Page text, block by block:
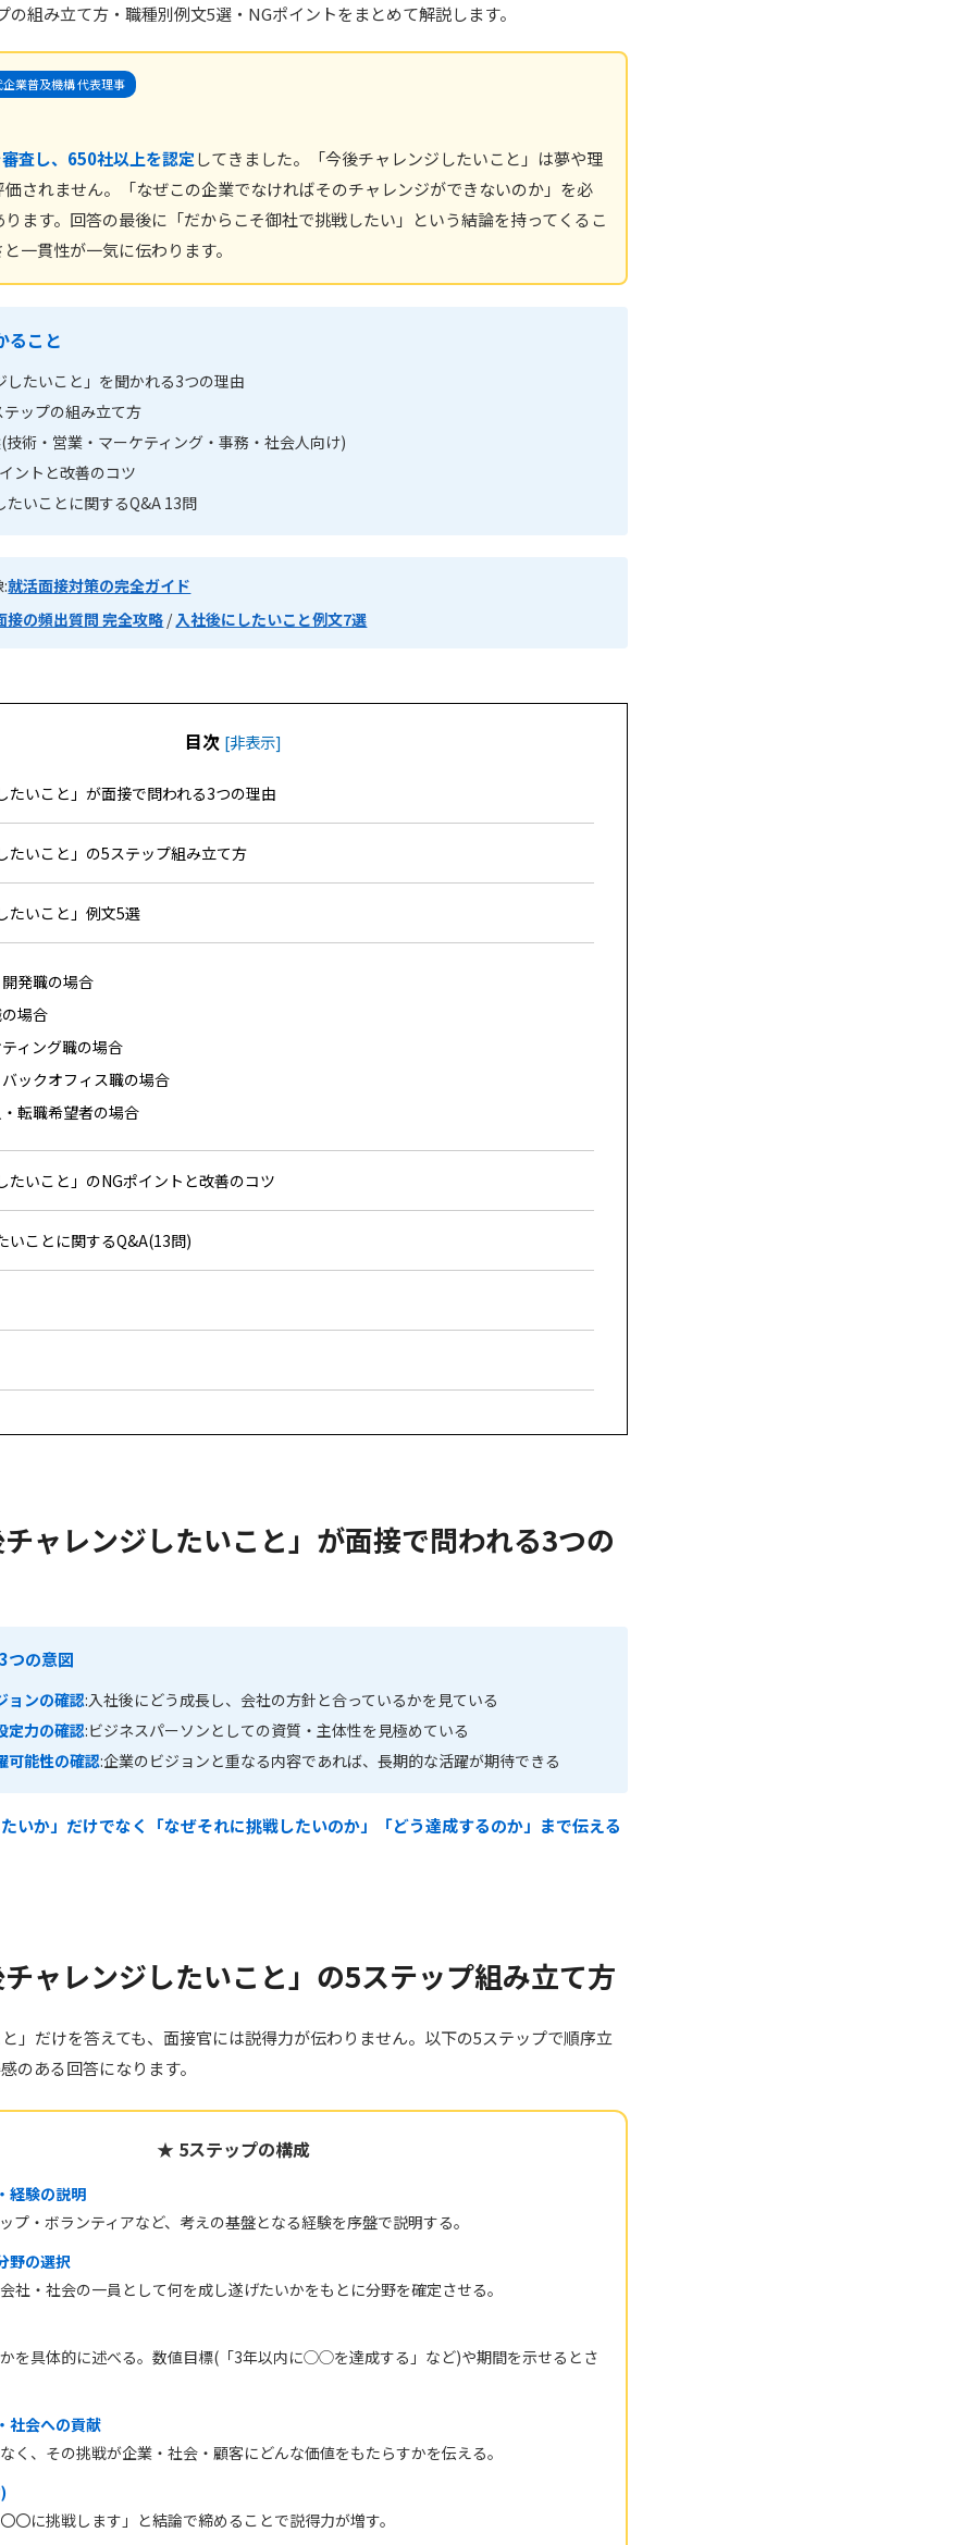
の組み立て方・職種別例文5選・NGポイントをまとめて解説します。
業普及機構 代表理事
査し、650社以上を認定してきました。「今後チャレンジしたいこと」は夢や理
されません。「なぜこの企業でなければそのチャレンジができないのか」を必
ます。回答の最後に「だからこそ御社で挑戦したい」という結論を持ってくるこ
一貫性が一気に伝わります。
ること
したいこと」を聞かれる3つの理由
ップの組み立て方
術・営業・マーケティング・事務・社会人向け)
ントと改善のコツ
たいことに関するQ&A 13問
:就活面接対策の完全ガイド
接の頻出質問 完全攻略 / 入社後にしたいこと例文7選
目次 [非表示]
たいこと」が面接で問われる3つの理由
たいこと」の5ステップ組み立て方
たいこと」例文5選
発職の場合
場合
ィング職の場合
ックオフィス職の場合
転職希望者の場合
たいこと」のNGポイントと改善のコツ
いことに関するQ&A(13問)
チャレンジしたいこと」が面接で問われる3つの
つの意図
ョンの確認:入社後にどう成長し、会社の方針と合っているかを見ている
定力の確認:ビジネスパーソンとしての資質・主体性を見極めている
可能性の確認:企業のビジョンと重なる内容であれば、長期的な活躍が期待できる
たいか」だけでなく「なぜそれに挑戦したいのか」「どう達成するのか」まで伝える
チャレンジしたいこと」の5ステップ組み立て方
と」だけを答えても、面接官には説得力が伝わりません。以下の5ステップで順序立
のある回答になります。
★ 5ステップの構成
経験の説明
プ・ボランティアなど、考えの基盤となる経験を序盤で説明する。
野の選択
社・社会の一員として何を成し遂げたいかをもとに分野を確定させる。
を具体的に述べる。数値目標(「3年以内に◯◯を達成する」など)や期間を示せるとさ
社会への貢献
く、その挑戦が企業・社会・顧客にどんな価値をもたらすかを伝える。
〇に挑戦します」と結論で締めることで説得力が増す。